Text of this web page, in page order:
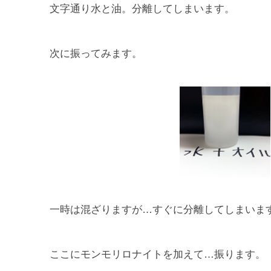
文字通り水と油。分離してしまいます。
次に振ってみます。
一時は混ざりますが…すぐに分離してしまいま
ここにモンモリロナイトを加えて…振ります。